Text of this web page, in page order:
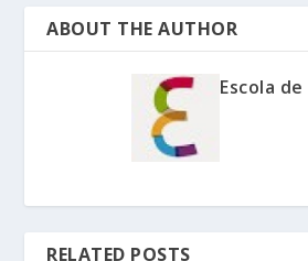
ABOUT THE AUTHOR
Escola de
RELATED POSTS